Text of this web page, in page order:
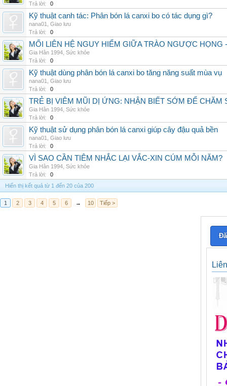
Trả lời:
0
Kỹ thuật canh tác: Phân bón lá canxi bo có tác dụng gì?
nana01
Giao lưu
Trả lời:
0
MỐI LIÊN HỆ NGUY HIỂM GIỮA TRÀO NGƯỢC
Gia Hân 1994 Sức khỏe
Trả lời:
0
Kỹ thuật dùng phân bón lá canxi bo tăng năng suất mùa vụ
nana01
Giao lưu
Trả lời:
0
TRẺ BỊ VIÊM MŨI DỊ ỨNG: NHẬN BIẾT SỚM ĐỂ CHĂM
Gia Hân 1994 Sức khỏe
Trả lời:
0
Kỹ thuật sử dụng phân bón lá canxi giúp cây đậu quả bền
nana01
Giao lưu
Trả lời:
0
VÌ SAO CẦN TIÊM NHẮC LẠI VẮC-XIN CÚM MỖI NĂM?
Gia Hân 1994 Sức khỏe
Trả lời:
0
Hiển thị kết quả từ 1 đến 20 của 200
1 2 3 4 5 6 → 10 Tiếp >